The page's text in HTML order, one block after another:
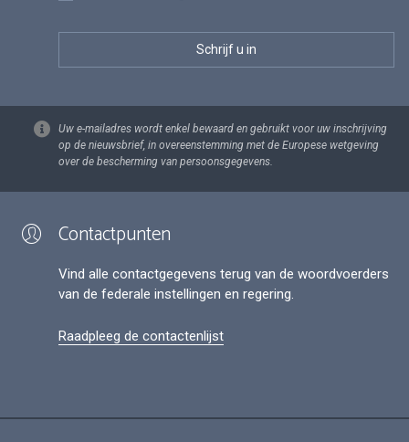
Uw e-mailadres wordt enkel bewaard en gebruikt voor uw inschrijving
op de nieuwsbrief, in overeenstemming met de Europese wetgeving
over de bescherming van persoonsgegevens.
Contactpunten
Vind alle contactgegevens terug van de woordvoerders
van de federale instellingen en regering.
Raadpleeg de contactenlijst